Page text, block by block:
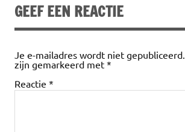
GEEF EEN REACTIE
Je e-mailadres wordt niet gepubliceerd.
zijn gemarkeerd met *
Reactie *